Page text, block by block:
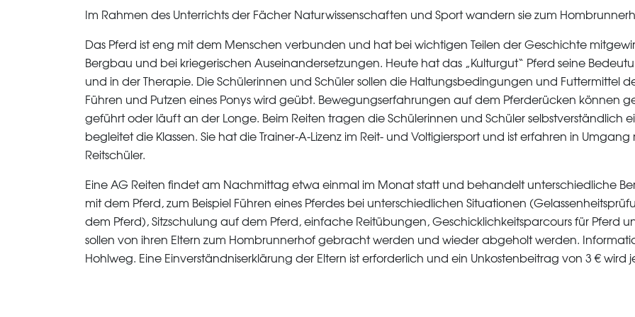
Im Rahmen des Unterrichts der Fächer Naturwissenschaften und Sport wandern sie zum
Das Pferd ist eng mit dem Menschen verbunden und hat bei wichtigen Teilen der Geschichte
Bergbau und bei kriegerischen Auseinandersetzungen. Heute hat das „Kulturgut“ Pferd seine
und in der Therapie. Die Schülerinnen und Schüler sollen die Haltungsbedingungen und Futtermittel
Führen und Putzen eines Ponys wird geübt. Bewegungserfahrungen auf dem Pferderücken können
geführt oder läuft an der Longe. Beim Reiten tragen die Schülerinnen und Schüler selbstverständlich
begleitet die Klassen. Sie hat die Trainer-A-Lizenz im Reit- und Voltigiersport und ist erfahren in
Reitschüler.
Eine AG Reiten findet am Nachmittag etwa einmal im Monat statt und behandelt unterschiedliche
mit dem Pferd, zum Beispiel Führen eines Pferdes bei unterschiedlichen Situationen
dem Pferd), Sitzschulung auf dem Pferd, einfache Reitübungen, Geschicklichkeitsparcours für Pferd
sollen von ihren Eltern zum Hombrunnerhof gebracht werden und wieder abgeholt werden.
Hohlweg. Eine Einverständniserklärung der Eltern ist erforderlich und ein Unkostenbeitrag von 3 € wird